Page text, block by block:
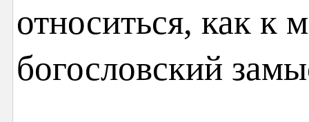
относиться, как к
богословский